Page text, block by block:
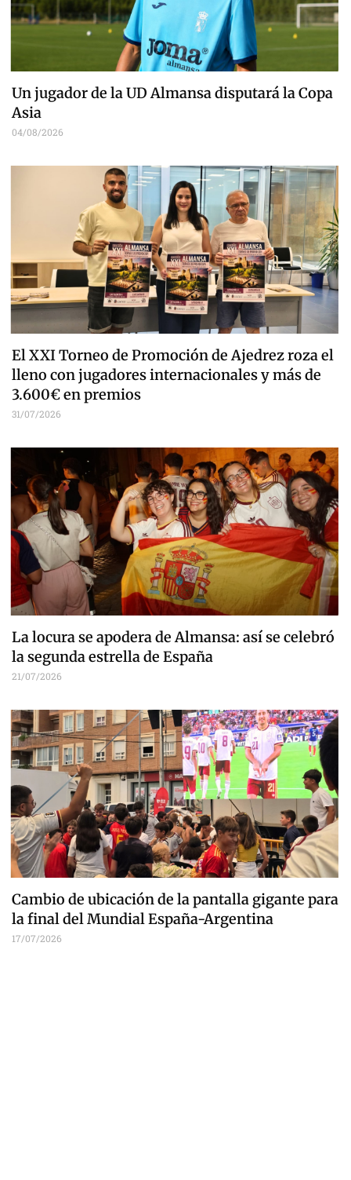
Un jugador de la UD Almansa disputará la Copa
Asia
04/08/2026
El XXI Torneo de Promoción de Ajedrez roza el
lleno con jugadores internacionales y más de
3.600€ en premios
31/07/2026
La locura se apodera de Almansa: así se celebró
la segunda estrella de España
21/07/2026
Cambio de ubicación de la pantalla gigante para
la final del Mundial España-Argentina
17/07/2026